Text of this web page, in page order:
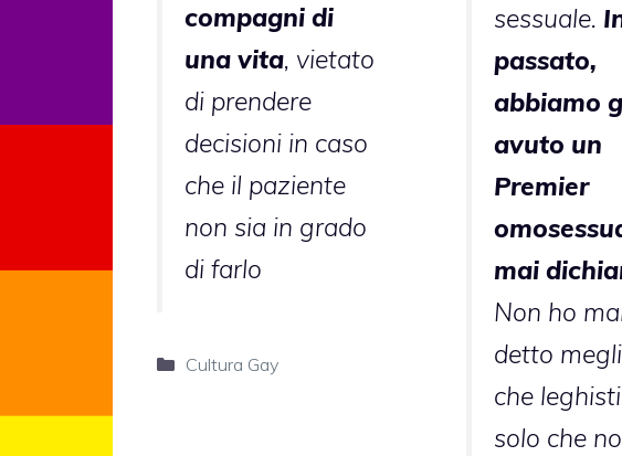
compagni di
una vita, vietato
di prendere
decisioni in caso
che il paziente
non sia in grado
di farlo
Categorie
Cultura Gay
sessuale.
passato,
abbiamo
avuto un
Premier
mai
Non ho
detto
che
solo che